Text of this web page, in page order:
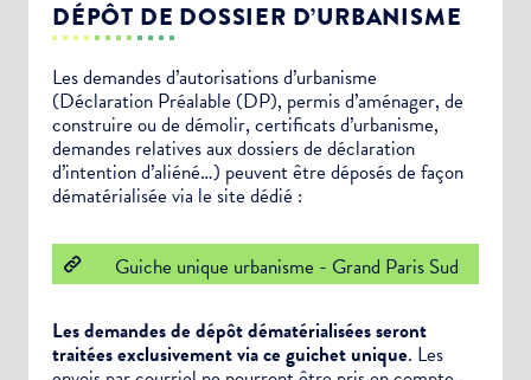
DÉPÔT DE DOSSIER D’URBANISME
Les demandes d’autorisations d’urbanisme
(Déclaration Préalable (DP), permis d’aménager, de
construire ou de démolir, certificats d’urbanisme,
demandes relatives aux dossiers de déclaration
d’intention d’aliéné…) peuvent être déposés de façon
dématérialisée via le site dédié :
Guiche unique urbanisme - Grand Paris Sud
Les demandes de dépôt dématérialisées seront
traitées exclusivement via ce guichet unique. Les